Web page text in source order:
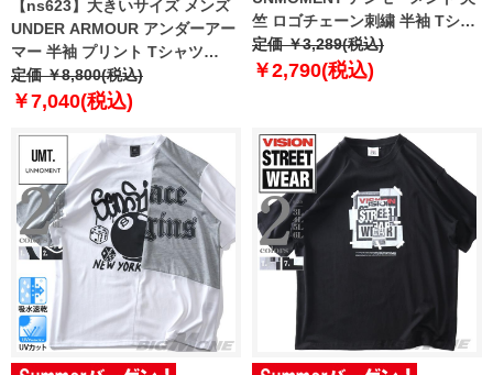
【ns623】大きいサイズ メンズ
UNDER ARMOUR アンダーアー
マー 半袖 プリント Tシャツ
CITY CLASSIC SS USA直輸入
6009326-008
定価 ￥8,800(税込)
￥7,040(税込)
竺 ロゴチェーン刺繍 半袖 Tシャ
ツ 吸水速乾 UVカット 12525085
定価 ￥3,289(税込)
￥2,790(税込)